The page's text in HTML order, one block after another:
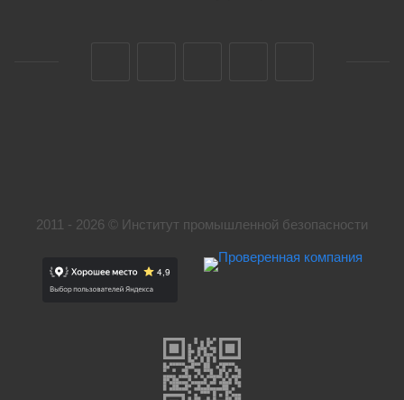
2011 - 2026 © Институт промышленной безопасности